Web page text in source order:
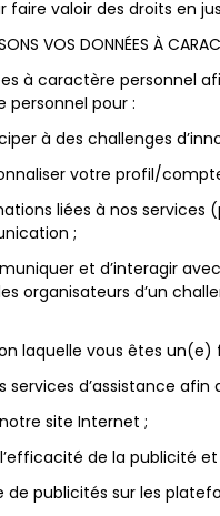
faire valoir des droits en
VOS DONNÉES À
à caractère personnel
personnel pour :
à des challenges
votre profil/
liées à nos
;
et d’interagir
organisateurs d’un
laquelle vous êtes
services d’assistance
site Internet ;
de la publicité
de publicités sur les